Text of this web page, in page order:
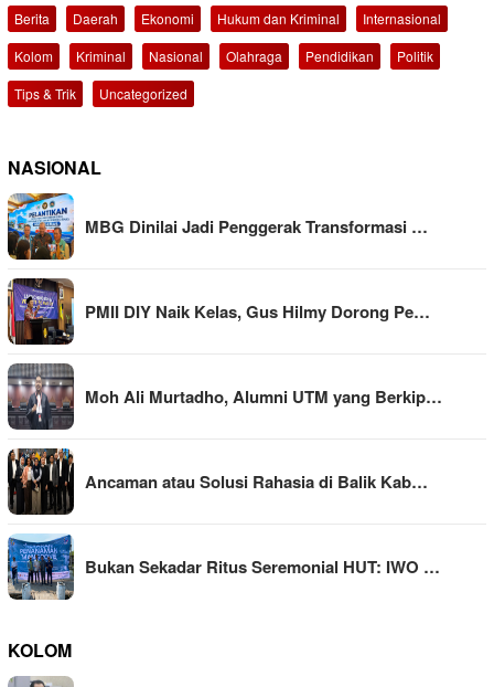
Berita Daerah Ekonomi Hukum dan Kriminal
Internasional
Kolom
Kriminal Nasional Olahraga Pendidikan
Politik
Tips & Trik
Uncategorized
NASIONAL
MBG Dinilai Jadi Penggerak Transformasi …
PMII DIY Naik Kelas, Gus Hilmy Dorong Pe…
Moh Ali Murtadho, Alumni UTM yang Berkip…
Ancaman atau Solusi Rahasia di Balik Kab…
Bukan Sekadar Ritus Seremonial HUT: IWO …
KOLOM